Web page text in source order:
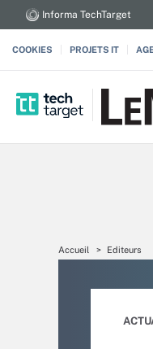
Informa TechTarget
COOKIES PROJETS IT
Accueil Editeurs